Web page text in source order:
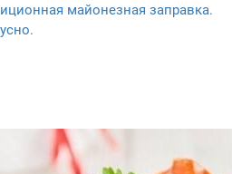
майонезная заправка.